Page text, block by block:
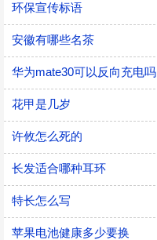
环保宣传标语
安徽有哪些名茶
华为mate30可以反向充电吗
花甲是几岁
许攸怎么死的
长发适合哪种耳环
特长怎么写
苹果电池健康多少要换